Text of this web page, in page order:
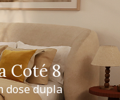
Coté 8
dose dupla